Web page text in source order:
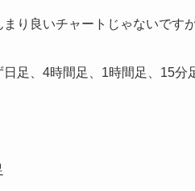
まり良いチャートじゃないです
日足、4時間足、1時間足、15分